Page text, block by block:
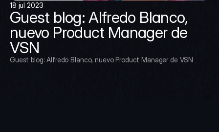
18 jul 2023
Guest blog: Alfredo Blanco,
nuevo Product Manager de
VSN
Guest blog: Alfredo Blanco, nuevo Product Manager de VSN